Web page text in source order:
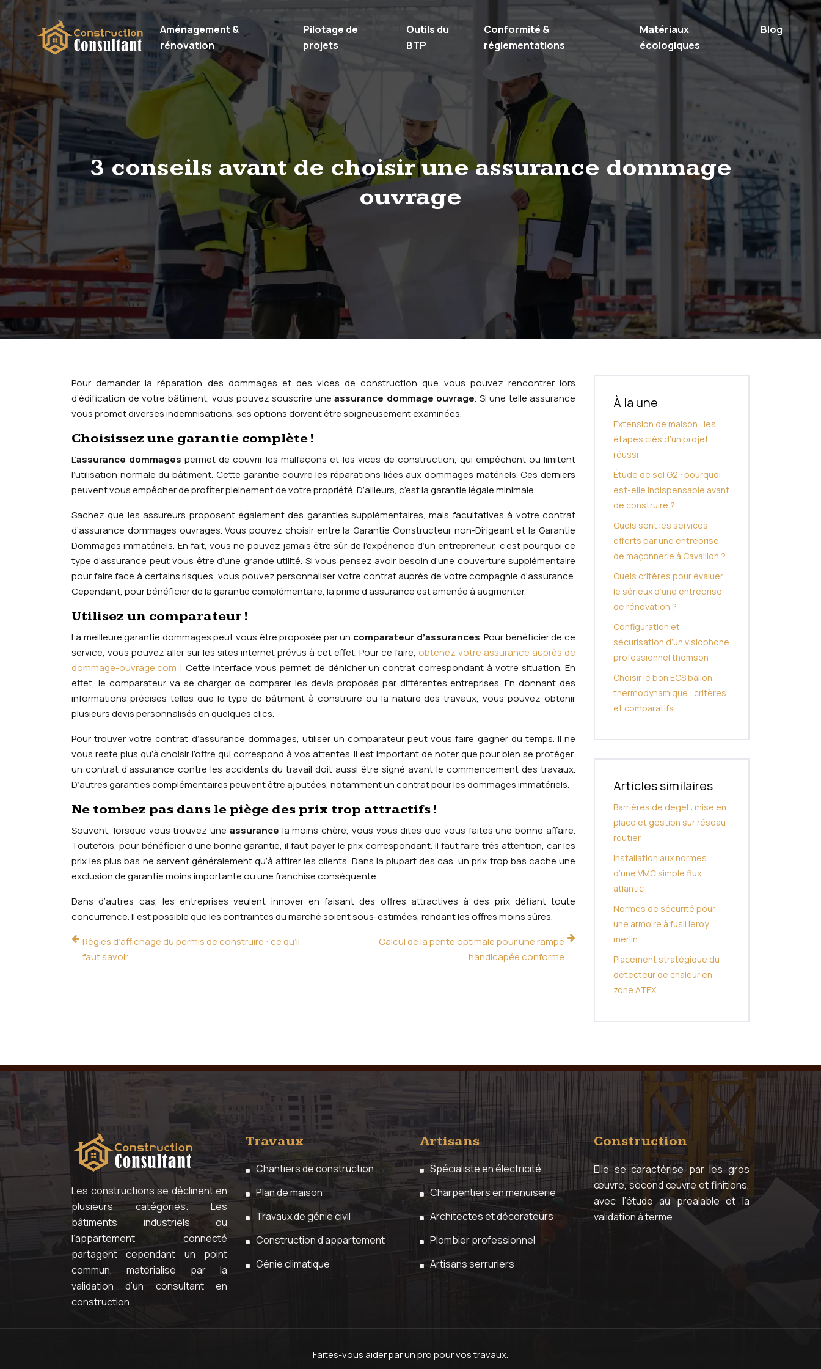
Aménagement &
rénovation
Pilotage de
projets
Outils du
BTP
Conformité &
réglementations
Matériaux
écologiques
Blog
3 conseils avant de choisir une assurance dommage
ouvrage
Pour demander la réparation des dommages et des vices de construction que vous pouvez rencontrer lors
d’édification de votre bâtiment, vous pouvez souscrire une assurance dommage ouvrage. Si une telle assurance
vous promet diverses indemnisations, ses options doivent être soigneusement examinées.
Choisissez une garantie complète !
L’assurance dommages permet de couvrir les malfaçons et les vices de construction, qui empêchent ou limitent
l’utilisation normale du bâtiment. Cette garantie couvre les réparations liées aux dommages matériels. Ces derniers
peuvent vous empêcher de profiter pleinement de votre propriété. D’ailleurs, c’est la garantie légale minimale.
Sachez que les assureurs proposent également des garanties supplémentaires, mais facultatives à votre contrat
d’assurance dommages ouvrages. Vous pouvez choisir entre la Garantie Constructeur non-Dirigeant et la Garantie
Dommages immatériels. En fait, vous ne pouvez jamais être sûr de l’expérience d’un entrepreneur, c’est pourquoi ce
type d’assurance peut vous être d’une grande utilité. Si vous pensez avoir besoin d’une couverture supplémentaire
pour faire face à certains risques, vous pouvez personnaliser votre contrat auprès de votre compagnie d’assurance.
Cependant, pour bénéficier de la garantie complémentaire, la prime d’assurance est amenée à augmenter.
Utilisez un comparateur !
La meilleure garantie dommages peut vous être proposée par un comparateur d’assurances. Pour bénéficier de ce
service, vous pouvez aller sur les sites internet prévus à cet effet. Pour ce faire, obtenez votre assurance auprès de
dommage-ouvrage.com ! Cette interface vous permet de dénicher un contrat correspondant à votre situation. En
effet, le comparateur va se charger de comparer les devis proposés par différentes entreprises. En donnant des
informations précises telles que le type de bâtiment à construire ou la nature des travaux, vous pouvez obtenir
plusieurs devis personnalisés en quelques clics.
Pour trouver votre contrat d’assurance dommages, utiliser un comparateur peut vous faire gagner du temps. Il ne
vous reste plus qu’à choisir l’offre qui correspond à vos attentes. Il est important de noter que pour bien se protéger,
un contrat d’assurance contre les accidents du travail doit aussi être signé avant le commencement des travaux.
D’autres garanties complémentaires peuvent être ajoutées, notamment un contrat pour les dommages immatériels.
Ne tombez pas dans le piège des prix trop attractifs !
Souvent, lorsque vous trouvez une assurance la moins chère, vous vous dites que vous faites une bonne affaire.
Toutefois, pour bénéficier d’une bonne garantie, il faut payer le prix correspondant. Il faut faire très attention, car les
prix les plus bas ne servent généralement qu’à attirer les clients. Dans la plupart des cas, un prix trop bas cache une
exclusion de garantie moins importante ou une franchise conséquente.
Dans d’autres cas, les entreprises veulent innover en faisant des offres attractives à des prix défiant toute
concurrence. Il est possible que les contraintes du marché soient sous-estimées, rendant les offres moins sûres.
Règles d’affichage du permis de construire : ce qu’il
faut savoir
Calcul de la pente optimale pour une rampe
handicapée conforme
À la une
Extension de maison : les
étapes clés d’un projet
réussi
Étude de sol G2 : pourquoi
est-elle indispensable avant
de construire ?
Quels sont les services
offerts par une entreprise
de maçonnerie à Cavaillon ?
Quels critères pour évaluer
le sérieux d’une entreprise
de rénovation ?
Configuration et
sécurisation d’un visiophone
professionnel thomson
Choisir le bon ECS ballon
thermodynamique : critères
et comparatifs
Articles similaires
Barrières de dégel : mise en
place et gestion sur réseau
routier
Installation aux normes
d’une VMC simple flux
atlantic
Normes de sécurité pour
une armoire à fusil leroy
merlin
Placement stratégique du
détecteur de chaleur en
zone ATEX
Les constructions se déclinent en
plusieurs catégories. Les
bâtiments industriels ou
l’appartement connecté
partagent cependant un point
commun, matérialisé par la
validation d’un consultant en
construction.
Travaux
Chantiers de construction
Plan de maison
Travaux de génie civil
Construction d’appartement
Génie climatique
Artisans
Spécialiste en électricité
Charpentiers en menuiserie
Architectes et décorateurs
Plombier professionnel
Artisans serruriers
Construction
Elle se caractérise par les gros
œuvre, second œuvre et finitions,
avec l’étude au préalable et la
validation à terme.
Faites-vous aider par un pro pour vos travaux.